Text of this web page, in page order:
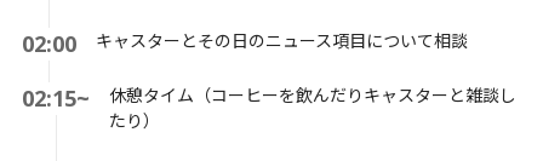
02:00 キャスターとその日のニュース項目について相談
02:15~
休憩タイム（コーヒーを飲んだりキャスターと雑談し
たり）